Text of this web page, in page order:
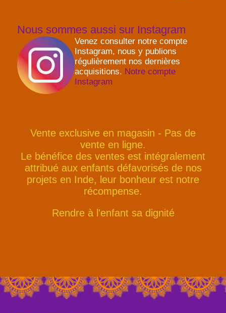
Nous sommes aussi sur Instagram
Venez consulter notre compte
Instagram, nous y publions
régulièrement nos dernières
acquisitions. Notre compte
Instagram
Vente exclusive en magasin - Pas de
vente en ligne.
Le bénéfice des ventes est intégralement
attribué aux enfants défavorisés de nos
projets en Inde, leur bonheur est notre
récompense.
Rendre à l'enfant sa dignité